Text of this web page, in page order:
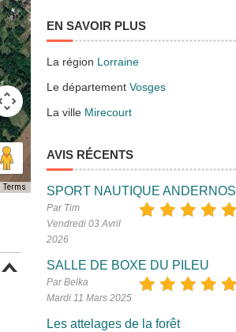
Terms
EN SAVOIR PLUS
La région Lorraine
Le département Vosges
La ville Mirecourt
AVIS RÉCENTS
SPORT NAUTIQUE ANDERNOS
Par Tim
Vendredi 03 Avril
2026
SALLE DE BOXE DU PILEU
Par Belka
Mardi 11 Mars 2025
Les attelages de la forêt